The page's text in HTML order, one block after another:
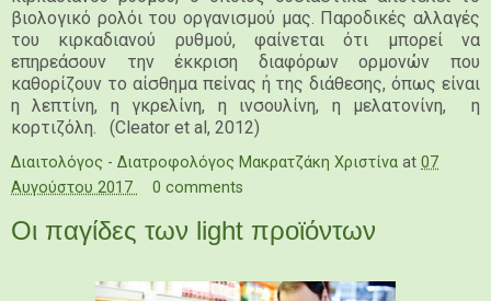
βιολογικό ρολόι του οργανισμού μας. Παροδικές αλλαγές
του κιρκαδιανού ρυθμού, φαίνεται ότι μπορεί να
επηρεάσουν την έκκριση διαφόρων ορμονών που
καθορίζουν το αίσθημα πείνας ή της διάθεσης, όπως είναι
η λεπτίνη, η γκρελίνη, η ινσουλίνη, η μελατονίνη, η
κορτιζόλη. (Cleator et al, 2012)
Διαιτολόγος - Διατροφολόγος Μακρατζάκη Χριστίνα at 07
Αυγούστου 2017
0 comments
Οι παγίδες των light προϊόντων